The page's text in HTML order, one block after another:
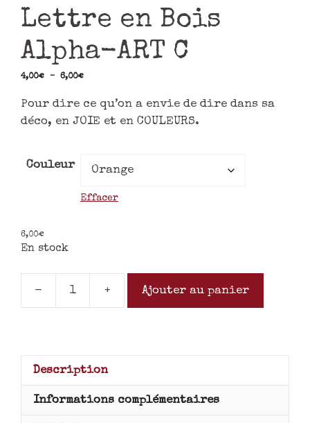
Lettre en Bois
Alpha-ART C
4,00€ – 6,00€
Pour dire ce qu’on a envie de dire dans sa
déco, en JOIE et en COULEURS.
Couleur
Effacer
6,00€
En stock
- + Ajouter au panier
Description
Informations complémentaires